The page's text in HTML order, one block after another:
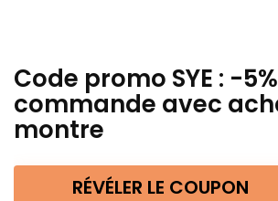
Code promo SYE : -
commande avec
montre
RÉVÉLER LE COUPON